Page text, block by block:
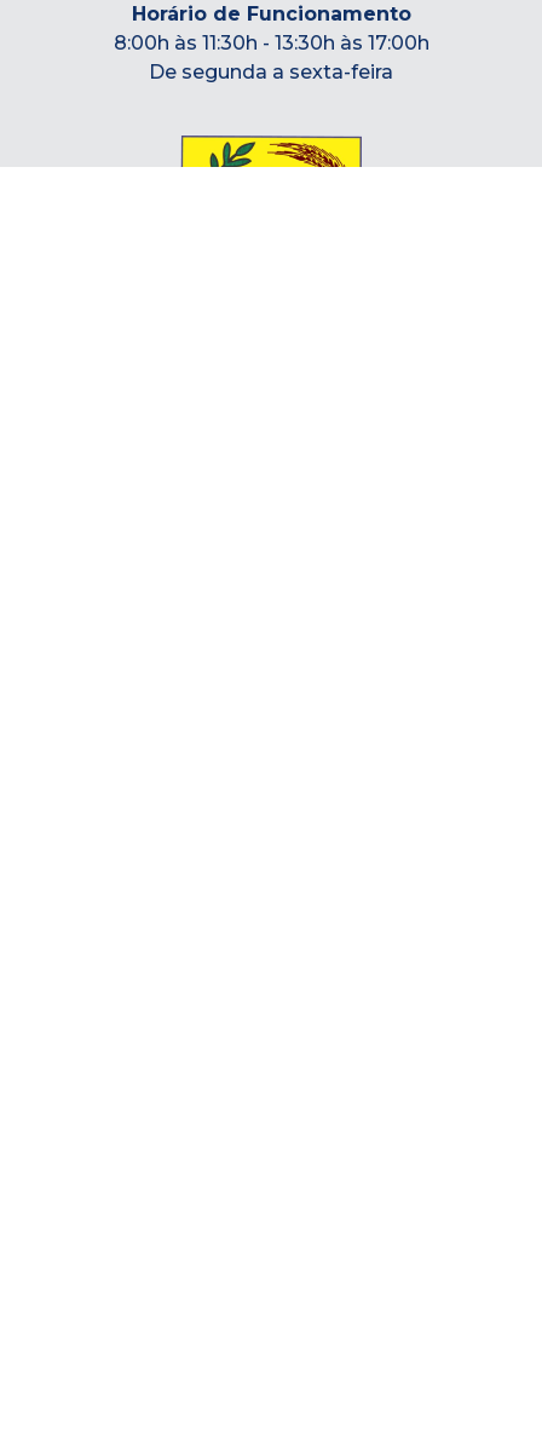
Horário de Funcionamento
8:00h às 11:30h - 13:30h às 17:00h
De segunda a sexta-feira